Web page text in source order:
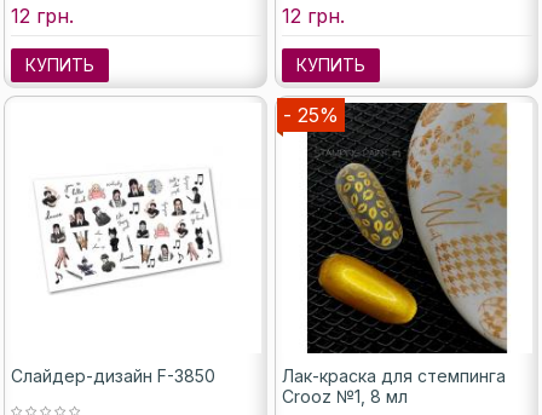
12 грн.
КУПИТЬ
12 грн.
КУПИТЬ
Слайдер-дизайн F-3850
- 25%
Лак-краска для стемпинга
Crooz №1, 8 мл